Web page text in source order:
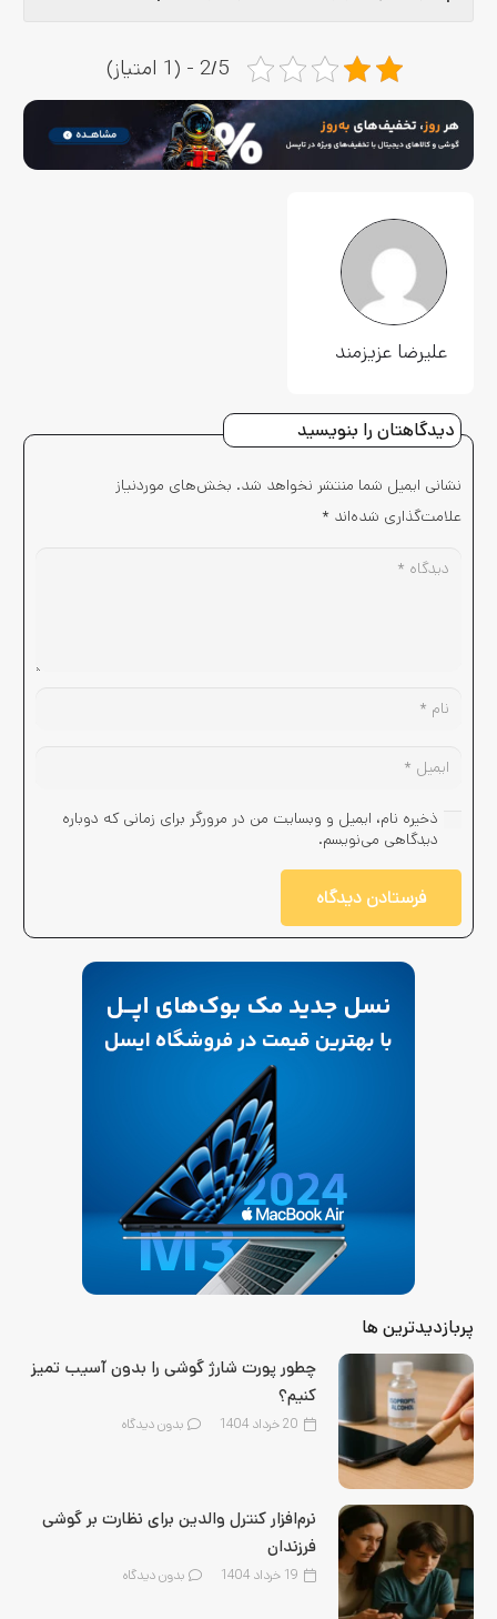
2/5 - (1 امتیاز)
علیرضا عزیزمند
دیدگاهتان را بنویسید
نشانی ایمیل شما منتشر نخواهد شد. بخش‌های موردنیاز
علامت‌گذاری شده‌اند *
ذخیره نام، ایمیل و وبسایت من در مرورگر برای زمانی که دوباره
دیدگاهی می‌نویسم.
فرستادن دیدگاه
پربازدیدترین ها
چطور پورت شارژ گوشی را بدون آسیب تمیز
کنیم؟
20 خرداد 1404 بدون دیدگاه
نرم‌افزار کنترل والدین برای نظارت بر گوشی
فرزندان
19 خرداد 1404 بدون دیدگاه